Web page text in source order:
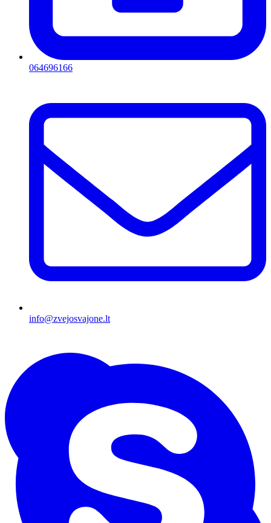
064696166
info@zvejosvajone.lt